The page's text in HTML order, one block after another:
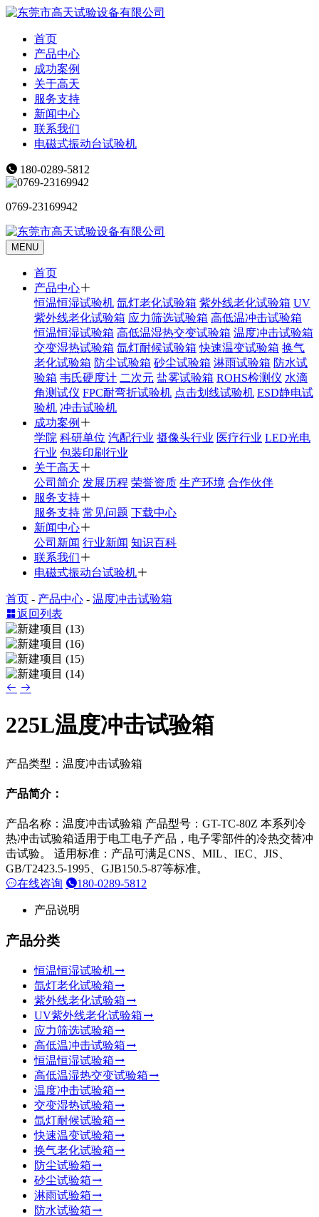
首页
产品中心
成功案例
关于高天
服务支持
新闻中心
联系我们
电磁式振动台试验机
180-0289-5812
0769-23169942
MENU
首页
产品中心
恒温恒湿试验机 氙灯老化试验箱 紫外线老化试验箱 UV
紫外线老化试验箱 应力筛选试验箱 高低温冲击试验箱
恒温恒湿试验箱 高低温湿热交变试验箱 温度冲击试验箱
交变湿热试验箱 氙灯耐候试验箱 快速温变试验箱 换气
老化试验箱 防尘试验箱 砂尘试验箱 淋雨试验箱 防水试
验箱 韦氏硬度计 二次元 盐雾试验箱 ROHS检测仪 水滴
角测试仪 FPC耐弯折试验机 点击划线试验机 ESD静电试
验机 冲击试验机
成功案例
学院 科研单位 汽配行业 摄像头行业 医疗行业 LED光电
行业 包装印刷行业
关于高天
公司简介 发展历程 荣誉资质 生产环境 合作伙伴
服务支持
服务支持 常见问题 下载中心
新闻中心
公司新闻 行业新闻 知识百科
联系我们
电磁式振动台试验机
首页 - 产品中心 - 温度冲击试验箱
返回列表
225L温度冲击试验箱
产品类型：温度冲击试验箱
产品简介：
产品名称：温度冲击试验箱 产品型号：GT-TC-80Z 本系列冷
热冲击试验箱适用于电工电子产品，电子零部件的冷热交替冲
击试验。 适用标准：产品可满足CNS、MIL、IEC、JIS、
GB/T2423.5-1995、GJB150.5-87等标准。
在线咨询
180-0289-5812
产品说明
产品分类
恒温恒湿试验机
氙灯老化试验箱
紫外线老化试验箱
UV紫外线老化试验箱
应力筛选试验箱
高低温冲击试验箱
恒温恒湿试验箱
高低温湿热交变试验箱
温度冲击试验箱
交变湿热试验箱
氙灯耐候试验箱
快速温变试验箱
换气老化试验箱
防尘试验箱
砂尘试验箱
淋雨试验箱
防水试验箱